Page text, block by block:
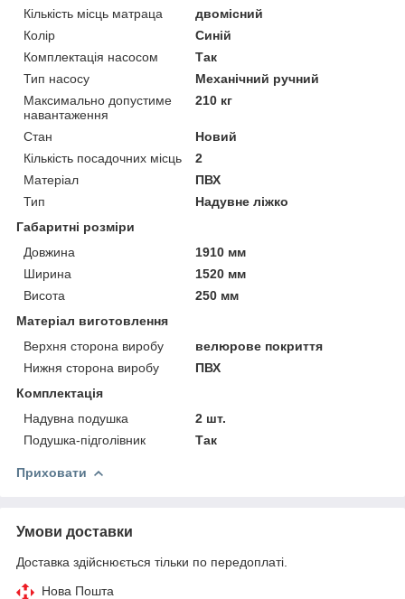
Кількість місць матраца
двомісний
Колір
Синій
Комплектація насосом
Так
Тип насосу
Механічний ручний
Максимально допустиме
навантаження
210 кг
Стан
Новий
Кількість посадочних місць
2
Матеріал
ПВХ
Тип
Надувне ліжко
Габаритні розміри
Довжина
1910 мм
Ширина
1520 мм
Висота
250 мм
Матеріал виготовлення
Верхня сторона виробу
велюрове покриття
Нижня сторона виробу
ПВХ
Комплектація
Надувна подушка
2 шт.
Подушка-підголівник
Так
Приховати
Умови доставки
Доставка здійснюється тільки по передоплаті.
Нова Пошта